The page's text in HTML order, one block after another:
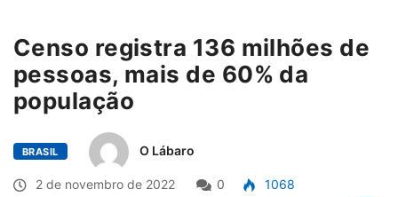
Censo registra 136 milhões de
pessoas, mais de 60% da
população
BRASIL O Lábaro
2 de novembro de 2022 0
1068